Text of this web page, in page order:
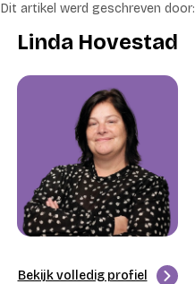
Dit artikel werd geschreven door:
Linda Hovestad
Bekijk volledig profiel